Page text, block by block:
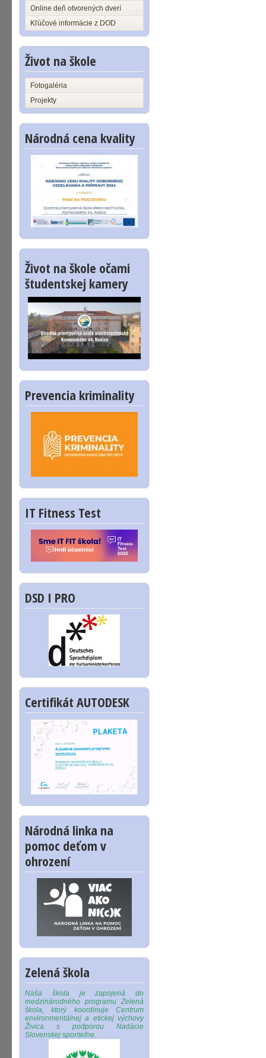
Online deň otvorených dverí
Kľúčové informácie z DOD
Život na škole
Fotogaléria
Projekty
Národná cena kvality
Život na škole očami
študentskej kamery
Prevencia kriminality
IT Fitness Test
DSD I PRO
Certifikát AUTODESK
Národná linka na
pomoc deťom v
ohrození
Zelená škola
Naša škola je zapojená do
medzinárodného programu Zelená
škola, ktorý koordinuje Centrum
environmentálnej a etickej výchovy
Živica s podporou Nadácie
Slovenskej sporiteľne.